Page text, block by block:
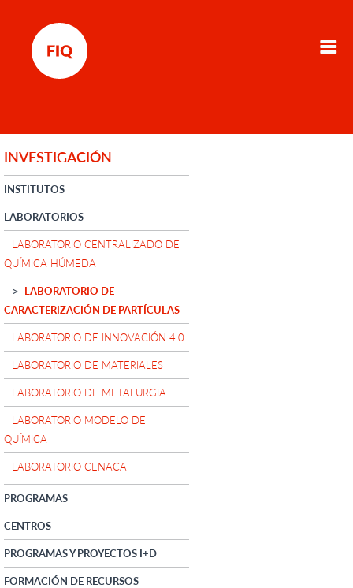
INVESTIGACIÓN
INSTITUTOS
LABORATORIOS
LABORATORIO CENTRALIZADO DE
QUÍMICA HÚMEDA
LABORATORIO DE
CARACTERIZACIÓN DE PARTÍCULAS
LABORATORIO DE INNOVACIÓN 4.0
LABORATORIO DE MATERIALES
LABORATORIO DE METALURGIA
LABORATORIO MODELO DE
QUÍMICA
LABORATORIO CENACA
PROGRAMAS
CENTROS
PROGRAMAS Y PROYECTOS I+D
FORMACIÓN DE RECURSOS